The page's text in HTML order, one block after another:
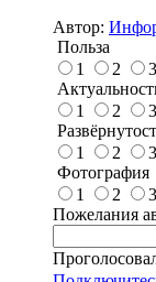
Автор:
Польза
1
2 3
1
2 3
1
2 3
Фотография
1
2 3
Пожелания